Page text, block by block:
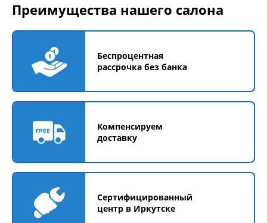
Преимущества нашего салона
Беспроцентная
рассрочка без банка
Компенсируем
доставку
Сертифицированный
центр в Иркутске